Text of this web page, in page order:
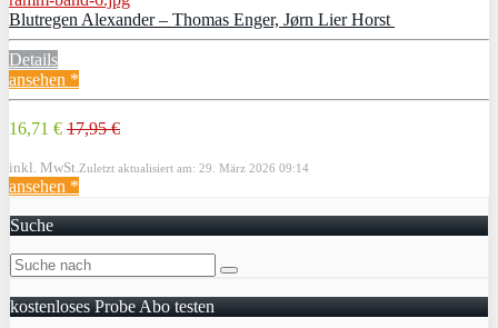
Blutregen Alexander – Thomas Enger, Jørn Lier Horst
Details
ansehen *
16,71 € 17,95 €
inkl. MwSt. Zuletzt aktualisiert am: 29. März 2026 09:14
ansehen *
Suche
kostenloses Probe Abo testen